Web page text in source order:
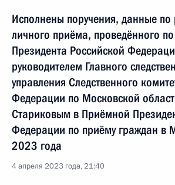
Исполнены поручения, данные по
личного приёма, проведённого
Президента Российской
руководителем Главного
управления Следственного
Федерации по Московской
Стариковым в Приёмной
Федерации по приёму граждан в
2023 года
4 апреля 2023 года, 21:40